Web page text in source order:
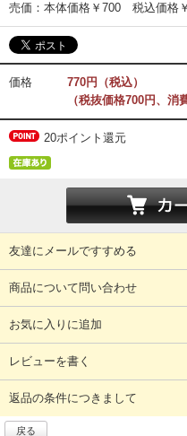
売価：本体価格￥700 税込価格
価格
770円（税込）
（税抜価格700円、消
20ポイント還元
友達にメールですすめる
商品について問い合わせ
お気に入りに追加
レビューを書く
返品の条件につきまして
戻る